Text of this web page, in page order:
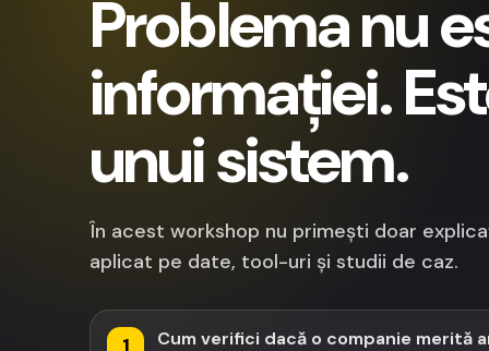
Problema nu
informației.
unui sistem.
În acest workshop nu primești doar
aplicat pe date, tool-uri și studii de caz.
1 Cum verifici dacă o companie merită